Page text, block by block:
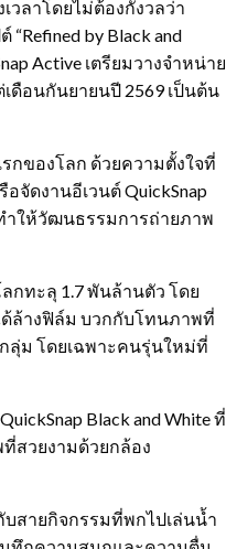
วลาโดยไม่ต้องกังวลว่า
by Black and
Active เตรียมวางจำหน่าย
เดือนกันยายนปี 2569 เป็นต้น
กของโลก ด้วยความตั้งใจที่
จัดงานอีเวนต์ QuickSnap
ำให้วัฒนธรรมการถ่ายภาพ
กทะลุ 1.7 พันล้านตัว โดย
ล้างฟิล์ม บวกกับโทนภาพที่
ลุ่ม โดยเฉพาะคนรุ่นใหม่ที่
Black and White ที่
สวยงามด้วยกล้อง
บสายกิจกรรมที่พกไปเล่นน้ำ